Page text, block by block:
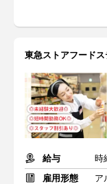
東急ストアフード
給与
時
雇用形態
ア